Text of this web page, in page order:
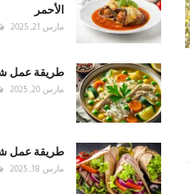
الأحمر
مارس 21, 2025
طريقة عمل
مارس 20, 2025
طريقة عمل
مارس 18, 2025